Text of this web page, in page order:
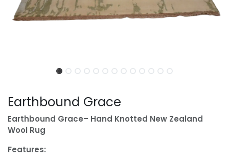
Earthbound Grace
Earthbound Grace– Hand Knotted New Zealand
Wool Rug
Features: